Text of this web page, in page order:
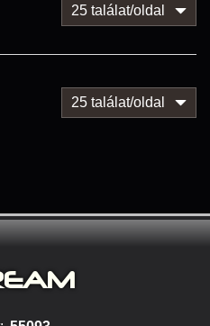
25 találat/oldal
25 találat/oldal